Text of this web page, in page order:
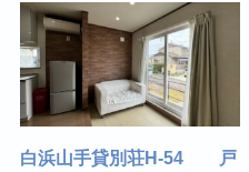
白浜山手貸別荘H-54 戸